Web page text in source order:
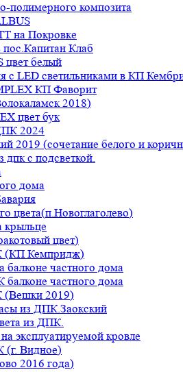
полимерного композита
на Покровке
пос.Капитан Клаб
цвет белый
с LED светильниками в КП
КП Фаворит
2018)
цвет бук
2024
2019 (сочетание белого и
с подсветкой.
дома
цвета(п.Новоглаголево)
крыльце
цвет)
(КП Кемпридж)
частного дома
частного дома
(Вешки 2019)
из ДПК.Заокский
из ДПК.
эксплуатируемой кровле
(г. Видное)
2016 года)